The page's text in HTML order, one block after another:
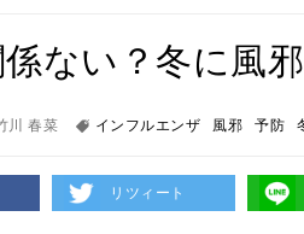
ない？冬に風
川 春菜 インフルエンザ 風邪 予防
リツィート